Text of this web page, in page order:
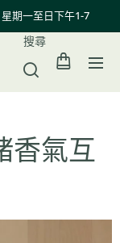
期一至日下午1-7
搜尋
香氣互